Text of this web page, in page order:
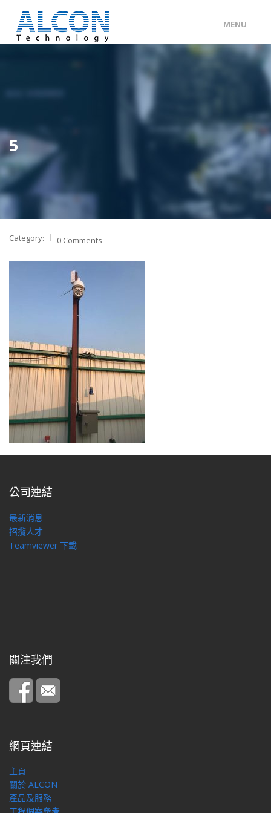
MENU
ENG / 中文
產品及服務
工程個案
聯絡我們
5
Category: 0 Comments
公司連結
最新消息
招攬人才
Teamviewer 下載
關注我們
網頁連結
主頁
關於 ALCON
產品及服務